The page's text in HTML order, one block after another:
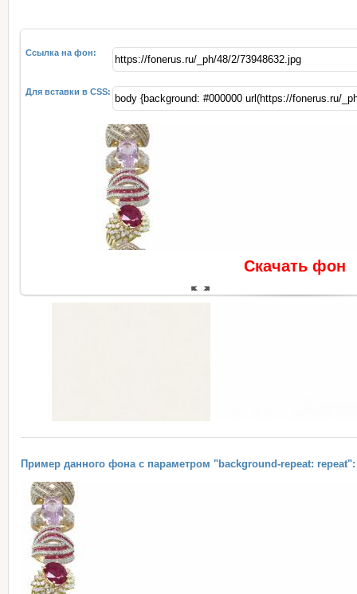
Ссылка на фон:
Для вставки в CSS:
Скачать фон
В реальном размере
Пример данного фона с параметром "background-repeat: repeat":